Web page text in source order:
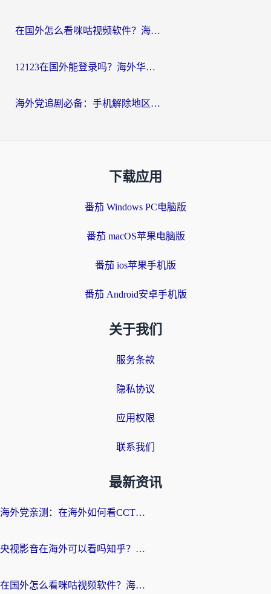
在国外怎么看咪咕视频软件？海外党亲测有效的回国加速方案
12123在国外能登录吗？海外华人必看的回国加速实用指南
海外党追剧必备：手机解除地区限制app怎么选？解决央视视频&国内剧地区限制全指南
下载应用
番茄 Windows PC电脑版
番茄 macOS苹果电脑版
番茄 ios苹果手机版
番茄 Android安卓手机版
关于我们
服务条款
隐私协议
应用权限
联系我们
最新资讯
海外党亲测：在海外如何看CCTV？告别“仅限大陆播放”的实用指南
央视影音在海外可以看吗知乎？留学生亲测：3步解决地域限制+追剧自由
在国外怎么看咪咕视频软件？海外党亲测有效的回国加速方案